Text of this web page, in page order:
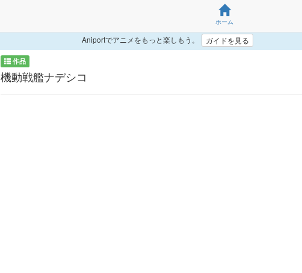
ホーム
Aniportでアニメをもっと楽しもう。 ガイドを見る
作品
機動戦艦ナデシコ